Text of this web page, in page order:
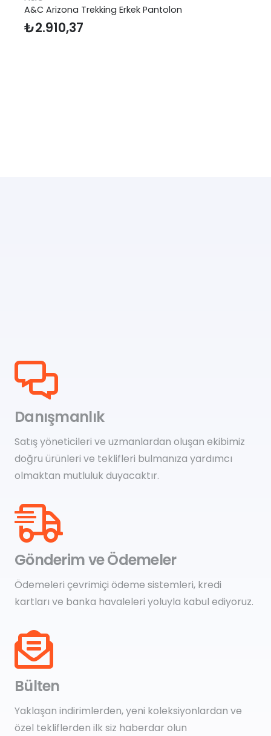
A&C Arizona Trekking Erkek Pantolon
₺2.910,37
Danışmanlık
Satış yöneticileri ve uzmanlardan oluşan ekibimiz
doğru ürünleri ve teklifleri bulmanıza yardımcı
olmaktan mutluluk duyacaktır.
Gönderim ve Ödemeler
Ödemeleri çevrimiçi ödeme sistemleri, kredi
kartları ve banka havaleleri yoluyla kabul ediyoruz.
Bülten
Yaklaşan indirimlerden, yeni koleksiyonlardan ve
özel tekliflerden ilk siz haberdar olun